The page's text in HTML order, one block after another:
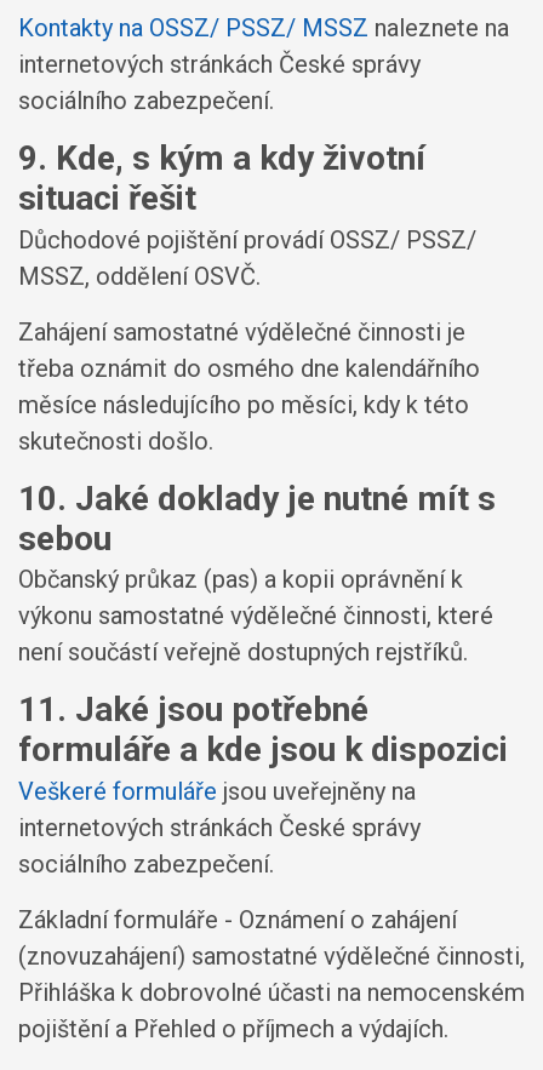
Kontakty na OSSZ/ PSSZ/ MSSZ naleznete na
internetových stránkách České správy
sociálního zabezpečení.
9. Kde, s kým a kdy životní
situaci řešit
Důchodové pojištění provádí OSSZ/ PSSZ/
MSSZ, oddělení OSVČ.
Zahájení samostatné výdělečné činnosti je
třeba oznámit do osmého dne kalendářního
měsíce následujícího po měsíci, kdy k této
skutečnosti došlo.
10. Jaké doklady je nutné mít s
sebou
Občanský průkaz (pas) a kopii oprávnění k
výkonu samostatné výdělečné činnosti, které
není součástí veřejně dostupných rejstříků.
11. Jaké jsou potřebné
formuláře a kde jsou k dispozici
Veškeré formuláře jsou uveřejněny na
internetových stránkách České správy
sociálního zabezpečení.
Základní formuláře - Oznámení o zahájení
(znovuzahájení) samostatné výdělečné činnosti,
Přihláška k dobrovolné účasti na nemocenském
pojištění a Přehled o příjmech a výdajích.